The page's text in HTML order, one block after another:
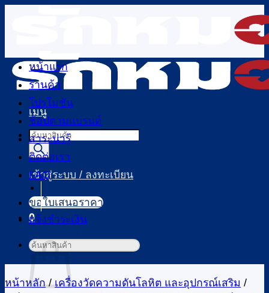
เนื้อหา
เมนู
Products
search
เข้าสู่ระบบ / ลงทะเบียน
0
หน้าแรก
ร้านค้า
โปรโมชัน
ช้อปตามแบรนด์
สาระน่ารู้
ติดต่อเรา
FAQ
ขอใบเสนอราคา
แจ้งชำระเงิน
ค้นหา:
หน้าหลัก / เครื่องวัดความดันโลหิต และอุปกรณ์เสริม /